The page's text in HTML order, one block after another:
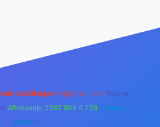
backlinkpaneli@gmail.com Teams:
Whatsapp: 0262 606 0 726 Telegram:
@karabul